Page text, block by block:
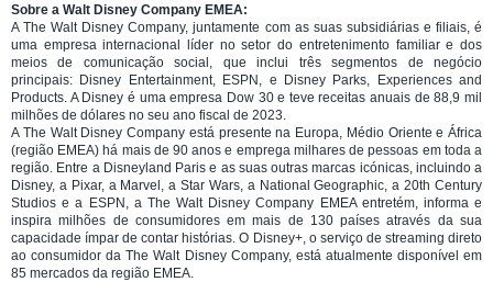
Sobre a Walt Disney Company EMEA:
A The Walt Disney Company, juntamente com as suas subsidiárias e filiais, é
uma empresa internacional líder no setor do entretenimento familiar e dos
meios de comunicação social, que inclui três segmentos de negócio
principais: Disney Entertainment, ESPN, e Disney Parks, Experiences and
Products. A Disney é uma empresa Dow 30 e teve receitas anuais de 88,9 mil
milhões de dólares no seu ano fiscal de 2023.
A The Walt Disney Company está presente na Europa, Médio Oriente e África
(região EMEA) há mais de 90 anos e emprega milhares de pessoas em toda a
região. Entre a Disneyland Paris e as suas outras marcas icónicas, incluindo a
Disney, a Pixar, a Marvel, a Star Wars, a National Geographic, a 20th Century
Studios e a ESPN, a The Walt Disney Company EMEA entretém, informa e
inspira milhões de consumidores em mais de 130 países através da sua
capacidade ímpar de contar histórias. O Disney+, o serviço de streaming direto
ao consumidor da The Walt Disney Company, está atualmente disponível em
85 mercados da região EMEA.